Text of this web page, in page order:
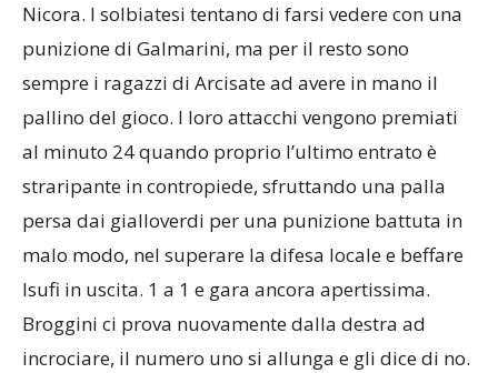
Nicora. I solbiatesi tentano di farsi vedere con una
punizione di Galmarini, ma per il resto sono
sempre i ragazzi di Arcisate ad avere in mano il
pallino del gioco. I loro attacchi vengono premiati
al minuto 24 quando proprio l’ultimo entrato è
straripante in contropiede, sfruttando una palla
persa dai gialloverdi per una punizione battuta in
malo modo, nel superare la difesa locale e beffare
Isufi in uscita. 1 a 1 e gara ancora apertissima.
Broggini ci prova nuovamente dalla destra ad
incrociare, il numero uno si allunga e gli dice di no.